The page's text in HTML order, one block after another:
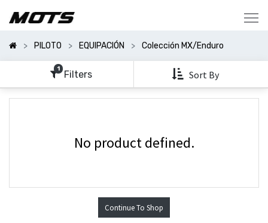
PILOTO EQUIPACIÓN Colección MX/Enduro
1 Filters Sort By
Categorías
Mostrar
Opciones
No product defined.
Continue To Shop